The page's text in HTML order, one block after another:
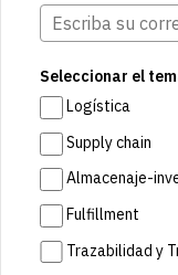
Seleccionar el
Logística
Supply chain
Almacenaje-
Fulfillment
Trazabilidad y